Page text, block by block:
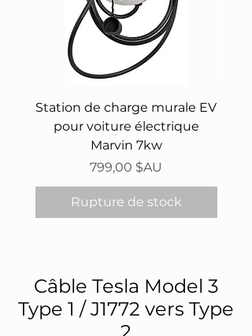
Station de charge murale EV
pour voiture électrique
Marvin 7kw
Prix
799,00 $AU
Rupture de stock
Câble Tesla Model 3
Type 1 / J1772 vers Type